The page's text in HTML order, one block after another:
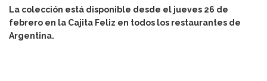
La colección está disponible desde el jueves 26 de
febrero en la Cajita Feliz en todos los restaurantes de
Argentina.